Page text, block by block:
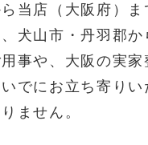
当店（大阪府）ま
犬山市・丹羽郡か
事や、大阪の実家
でにお立ち寄りい
ません。